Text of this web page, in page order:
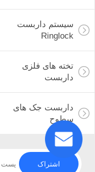
سیستم داربست
Ringlock
تخته های فلزی
داربست
داربست جک های
سطوح
اشتراک